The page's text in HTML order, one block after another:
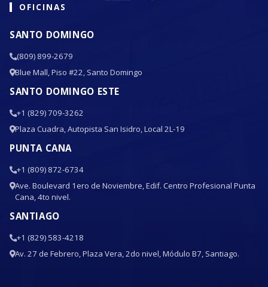
OFICINAS
SANTO DOMINGO
(809) 899-2679
Blue Mall, Piso #22, Santo Domingo
SANTO DOMINGO ESTE
+1 (829) 709-3262
Plaza Cuadra, Autopista San Isidro, Local 2L-19
PUNTA CANA
+1 (809) 872-6734
Ave. Boulevard 1ero de Noviembre, Edif. Centro Profesional Punta
Cana, 4to nivel.
SANTIAGO
+1 (829) 583-4218
Av. 27 de Febrero, Plaza Vera, 2do nivel, Módulo B7, Santiago.